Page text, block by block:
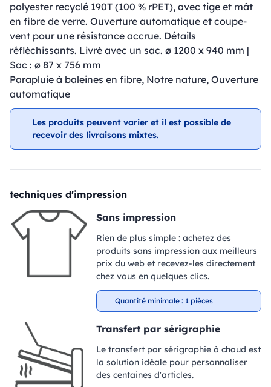
polyester recyclé 190T (100 % rPET), avec tige et mât
en fibre de verre. Ouverture automatique et coupe-
vent pour une résistance accrue. Détails
réfléchissants. Livré avec un sac. ø 1200 x 940 mm |
Sac : ø 87 x 756 mm
Parapluie à baleines en fibre, Notre nature, Ouverture
automatique
Les produits peuvent varier et il est possible de
recevoir des livraisons mixtes.
techniques d'impression
Sans impression
Rien de plus simple : achetez des
produits sans impression aux meilleurs
prix du web et recevez-les directement
chez vous en quelques clics.
Quantité minimale : 1 pièces
Transfert par sérigraphie
Le transfert par sérigraphie à chaud est
la solution idéale pour personnaliser
des centaines d'articles.